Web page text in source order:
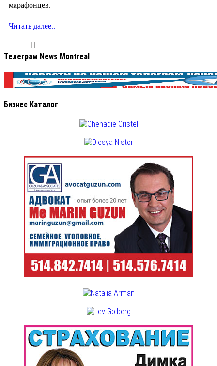
марафонцев.
Читать далее..
Телеграм News Montreal
Бизнес Каталог